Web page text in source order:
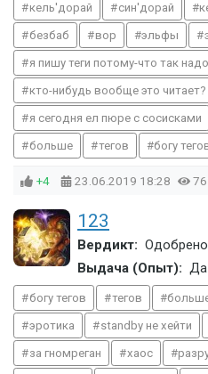
кель'дорай син'дорай
безбаб вор эльфы
я пишу теги потому-что так надо
кто-нибудь вообще это читает?
я сегодня ел пюре с сосисками
больше тегов богу
+4 23.06.2019 18:28
123
Вердикт: Одобрено
Выдача (Опыт): Да
богу тегов тегов
эротика standby не хейти
за гномреган хаос